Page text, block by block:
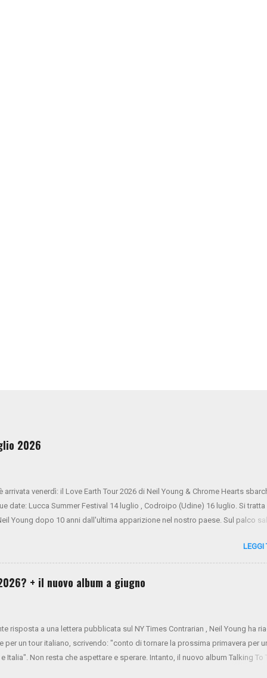
2026
arrivata venerdì: il Love Earth Tour 2026 di Neil Young & Chrome Hearts
date: Lucca Summer Festival 14 luglio , Codroipo (Udine) 16 luglio. Si tratta
Young dopo 10 anni dall'ultima apparizione nel nostro paese. Sul palco
LoGerfo (batteria) e Neil Young (voce, chitarra, piano). Da oggi i biglietti
. Mercoledì 26 e giovedì 27 verrà aperto il presale di Virgin Radio. Da
sarà aperta tramite Ticketone . Ecco il tour completo:
LEGGI
+ il nuovo album a giugno
risposta a una lettera pubblicata sul NY Times Contrarian , Neil Young ha
per un tour italiano, scrivendo: "conto di tornare la prossima primavera per
Italia". Non resta che aspettare e sperare. Intanto, il nuovo album Talking To